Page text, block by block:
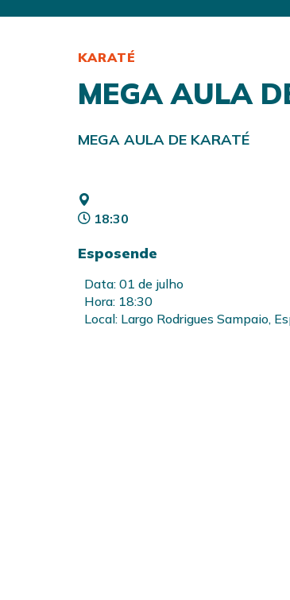
KARATÉ
MEGA AULA
MEGA AULA DE KARATÉ
18:30
Esposende
Data: 01 de julho
Hora: 18:30
Local: Largo Rodrigues Sampaio,